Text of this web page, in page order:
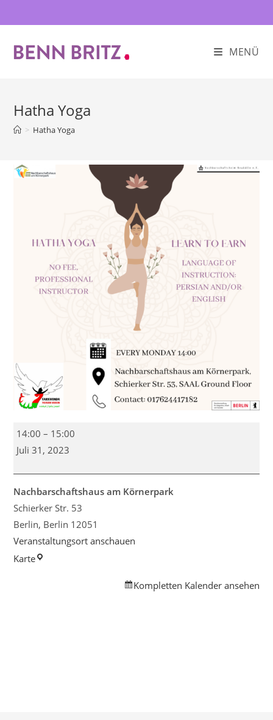
Inhalt
MENÜ
Hatha Yoga
> Hatha Yoga
Hatha
Yoga
14:00 – 15:00
Juli 31, 2023
Nachbarschaftshaus am Körnerpark
Schierker Str. 53
Berlin, Berlin 12051
Veranstaltungsort anschauen
KarteNachbarschaftshaus
Kompletten Kalender ansehen